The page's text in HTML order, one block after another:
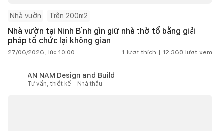
Nhà vườn Trên 200m2
Nhà vườn tại Ninh Bình gìn giữ nhà thờ tổ bằng giải
pháp tổ chức lại không gian
27/06/2026, lúc 10:00 1 lượt thích | 12.368 lượt xem
AN NAM Design and Build
Tư vấn, thiết kế - Nhà thầu